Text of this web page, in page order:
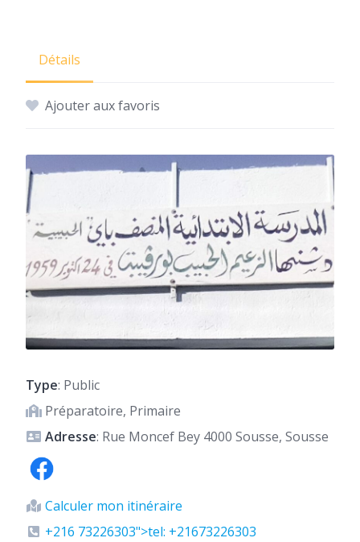
Détails
Ajouter aux favoris
Type: Public
Préparatoire, Primaire
Adresse: Rue Moncef Bey 4000 Sousse, Sousse
Calculer mon itinéraire
+216 73226303">tel: +21673226303